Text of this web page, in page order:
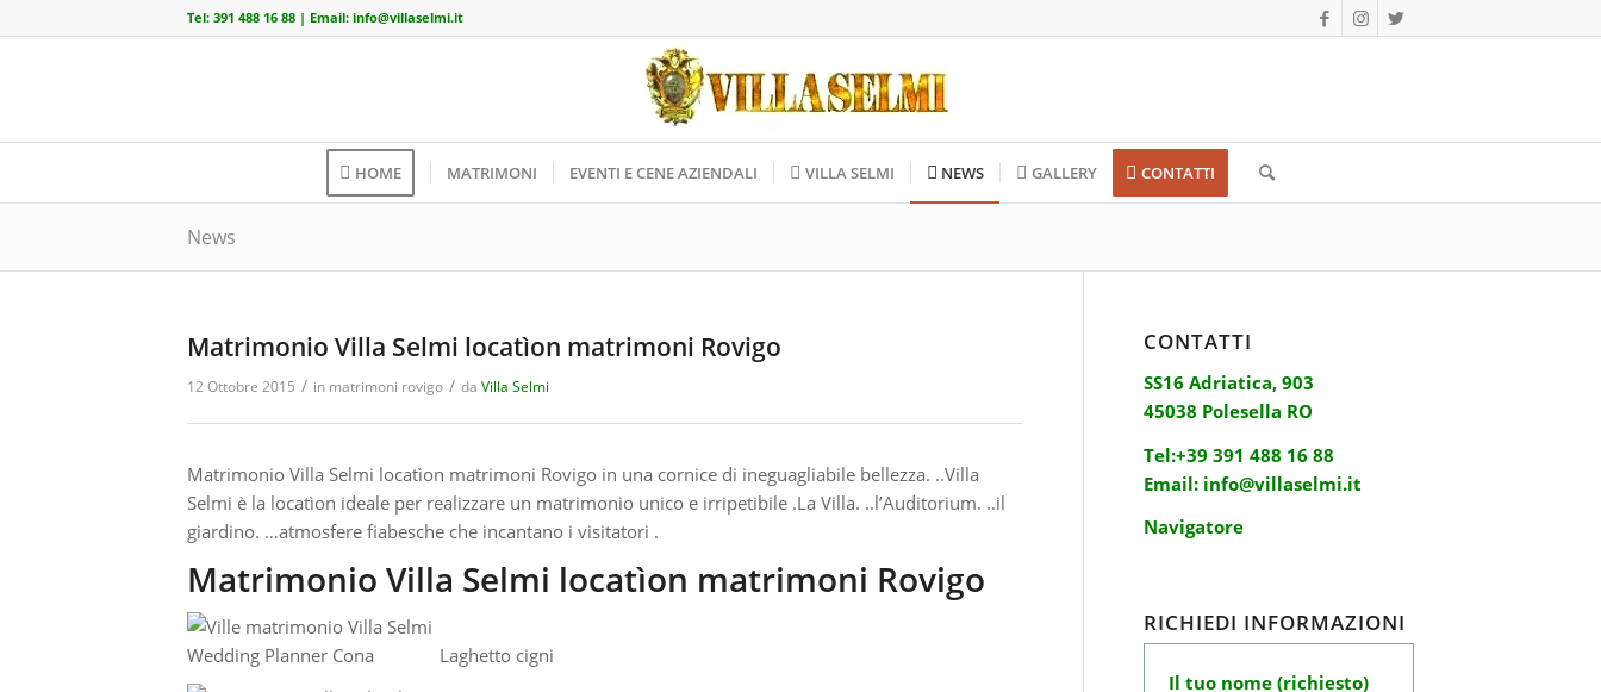
Tel: 391 488 16 88 | Email: info@villaselmi.it
HOME MATRIMONI EVENTI E CENE AZIENDALI VILLA SELMI NEWS GALLERY CONTATTI
News
Matrimonio Villa Selmi locatìon matrimoni Rovigo
12 Ottobre 2015 / in matrimoni rovigo / da Villa Selmi
Matrimonio Villa Selmi locatìon matrimoni Rovigo in una cornice di ineguagliabile bellezza. ..Villa
Selmi è la locatìon ideale per realizzare un matrimonio unico e irripetibile .La Villa. ..l’Auditorium. ..il
giardino. …atmosfere fiabesche che incantano i visitatori .
Matrimonio Villa Selmi locatìon matrimoni Rovigo
Laghetto cigni
CONTATTI
SS16 Adriatica, 903
45038 Polesella RO
Tel:+39 391 488 16 88
Email: info@villaselmi.it
Navigatore
RICHIEDI INFORMAZIONI
Il tuo nome (richiesto)